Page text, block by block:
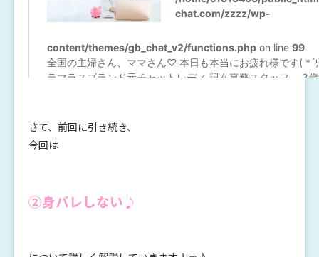
さて、前回に引き続き、
今回は
②身バレしない♪